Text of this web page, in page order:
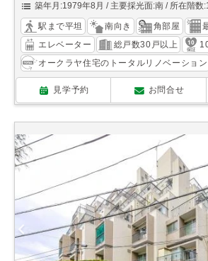
築年月:1979年8月
主要採光面:南 所在階数
駅まで平坦 南向き 角部屋
エレベーター
総戸数30戸以上
オークラヤ住宅のトータルリノベーション
見学予約 お問合せ